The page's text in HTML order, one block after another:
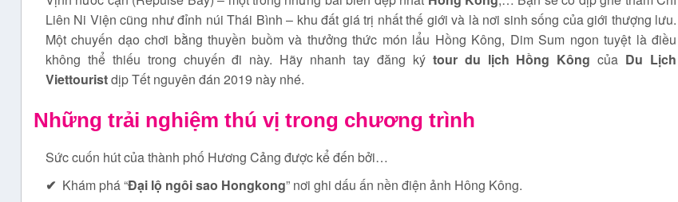
Liên Ni Viện cũng như đỉnh núi Thái Bình – khu đất giá trị nhất thế giới và là nơi sinh sống của giới thượng lưu.
Một chuyến dạo chơi bằng thuyền buồm và thưởng thức món lẩu Hồng Kông, Dim Sum ngon tuyệt là điều
không thể thiếu trong chuyến đi này. Hãy nhanh tay đăng ký tour du lịch Hồng Kông của Du Lịch
Viettouristdịp Tết nguyên đán 2019 này nhé.
Những trải nghiệm thú vị trong chương trình
Sức cuốn hút của thành phố Hương Cảng được kể đến bởi…
✔ Khám phá “Đại lộ ngôi sao Hongkong” nơi ghi dấu ấn nền điện ảnh Hông Kông.